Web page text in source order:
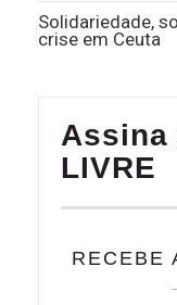
Solidariedade,
crise em Ceuta
Assina
LIVRE
RECEBE